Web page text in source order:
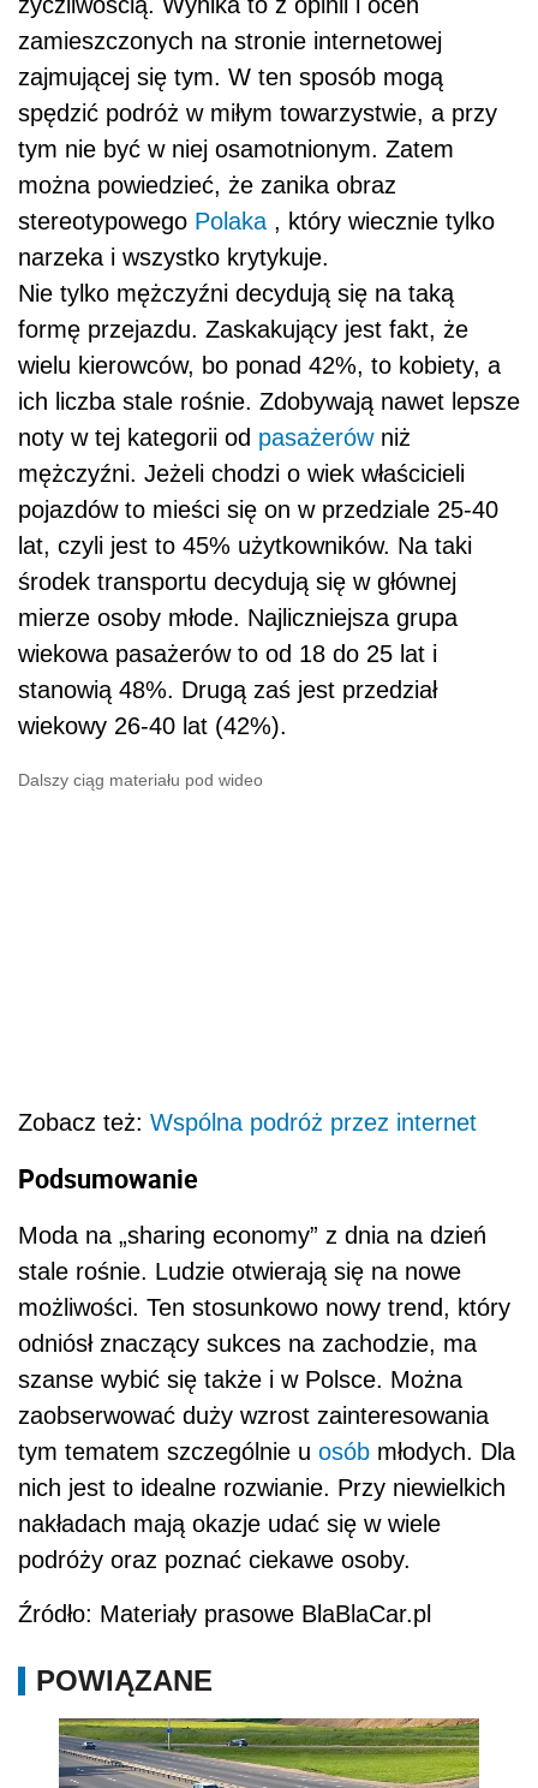
zamieszczonych na stronie internetowej
zajmującej się tym. W ten sposób mogą
spędzić podróż w miłym towarzystwie, a przy
tym nie być w niej osamotnionym. Zatem
można powiedzieć, że zanika obraz
stereotypowego Polaka , który wiecznie tylko
narzeka i wszystko krytykuje.
Nie tylko mężczyźni decydują się na taką
formę przejazdu. Zaskakujący jest fakt, że
wielu kierowców, bo ponad 42%, to kobiety, a
ich liczba stale rośnie. Zdobywają nawet lepsze
noty w tej kategorii od pasażerów niż
mężczyźni. Jeżeli chodzi o wiek właścicieli
pojazdów to mieści się on w przedziale 25-40
lat, czyli jest to 45% użytkowników. Na taki
środek transportu decydują się w głównej
mierze osoby młode. Najliczniejsza grupa
wiekowa pasażerów to od 18 do 25 lat i
stanowią 48%. Drugą zaś jest przedział
wiekowy 26-40 lat (42%).
Dalszy ciąg materiału pod wideo
Zobacz też: Wspólna podróż przez internet
Podsumowanie
Moda na „sharing economy” z dnia na dzień
stale rośnie. Ludzie otwierają się na nowe
możliwości. Ten stosunkowo nowy trend, który
odniósł znaczący sukces na zachodzie, ma
szanse wybić się także i w Polsce. Można
zaobserwować duży wzrost zainteresowania
tym tematem szczególnie u osób młodych. Dla
nich jest to idealne rozwianie. Przy niewielkich
nakładach mają okazje udać się w wiele
podróży oraz poznać ciekawe osoby.
Źródło: Materiały prasowe BlaBlaCar.pl
POWIĄZANE